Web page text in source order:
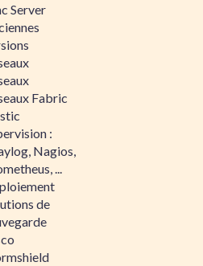
Server
Fabric
:
Nagios,
...
de